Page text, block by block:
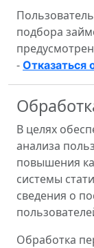
подбора
- Отказаться
В целях
анализа
повышения
системы
сведения о
Обработка